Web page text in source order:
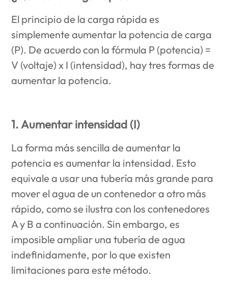
El principio de la carga rápida es
simplemente aumentar la potencia de carga
(P). De acuerdo con la fórmula P (potencia) =
V (voltaje) x I (intensidad), hay tres formas de
aumentar la potencia.
1. Aumentar intensidad (I)
La forma más sencilla de aumentar la
potencia es aumentar la intensidad. Esto
equivale a usar una tubería más grande para
mover el agua de un contenedor a otro más
rápido, como se ilustra con los contenedores
A y B a continuación. Sin embargo, es
imposible ampliar una tubería de agua
indefinidamente, por lo que existen
limitaciones para este método.